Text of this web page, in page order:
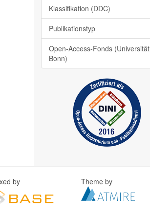
Klassifikation (DDC)
Publikationstyp
Open-Access-Fonds (Universität
Bonn)
by Theme by